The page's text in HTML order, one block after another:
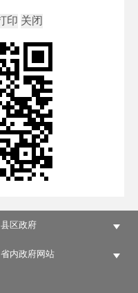
县区政府
省内政府网站